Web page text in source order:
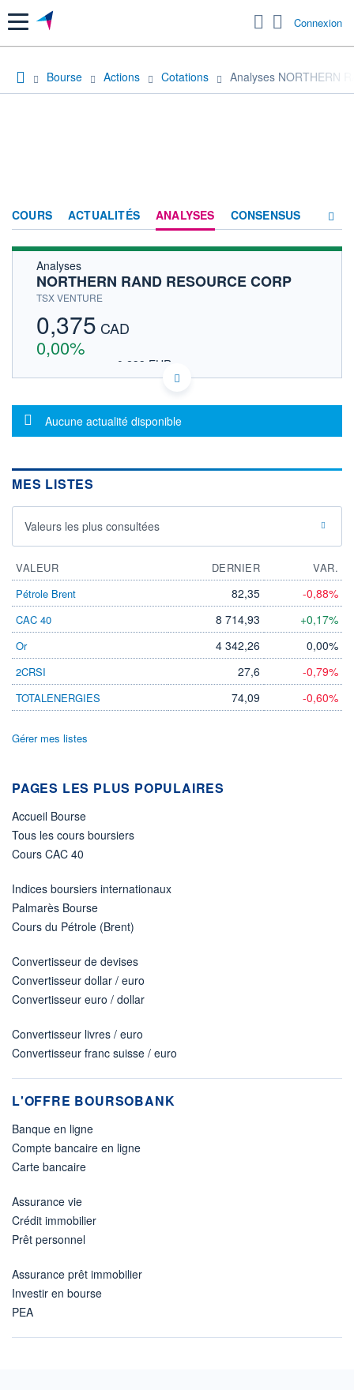
Menu Connexion
Bourse Actions Cotations Analyses NORTHERN
COURS ACTUALITÉS ANALYSES CONSENSUS
Analyses
NORTHERN RAND RESOURCE CORP
TSX VENTURE
0,375 CAD
0,00%
0,233 EUR
DONNÉES TEMPS DIFFÉRÉ
Politique d'exécution
Cotation sur les autres places
0,000
0,000 0,000
VOLUME
0 0,00%
VALORISATION DERNIER ÉCHANGE
08.06.11 / 20:05:54
LIMITE À LA
0,000
LIMITE À LA
ESTIMÉ 2026
PER ESTIMÉ
2026
DERNIER
DIVIDENDE DERNIER
Non éligible
Boursobank
Message d'information
Aucune actualité disponible
MES LISTES
Valeurs les plus consultées
VALEUR DERNIER
VAR.
Pétrole Brent
82,35 -0,88%
CAC 40 8 714,93 +0,17%
Or 4 342,26 0,00%
2CRSI 27,6 -0,79%
TOTALENERGIES 74,09 -0,60%
Gérer mes listes
PAGES LES PLUS POPULAIRES
Accueil Bourse
Tous les cours boursiers
Cours CAC 40
Indices boursiers internationaux
Palmarès Bourse
Cours du Pétrole (Brent)
Convertisseur de devises
Convertisseur dollar / euro
Convertisseur euro / dollar
Convertisseur livres / euro
Convertisseur franc suisse / euro
L'OFFRE BOURSOBANK
Banque en ligne
Compte bancaire en ligne
Carte bancaire
Assurance vie
Crédit immobilier
Prêt personnel
Assurance prêt immobilier
Investir en bourse
PEA